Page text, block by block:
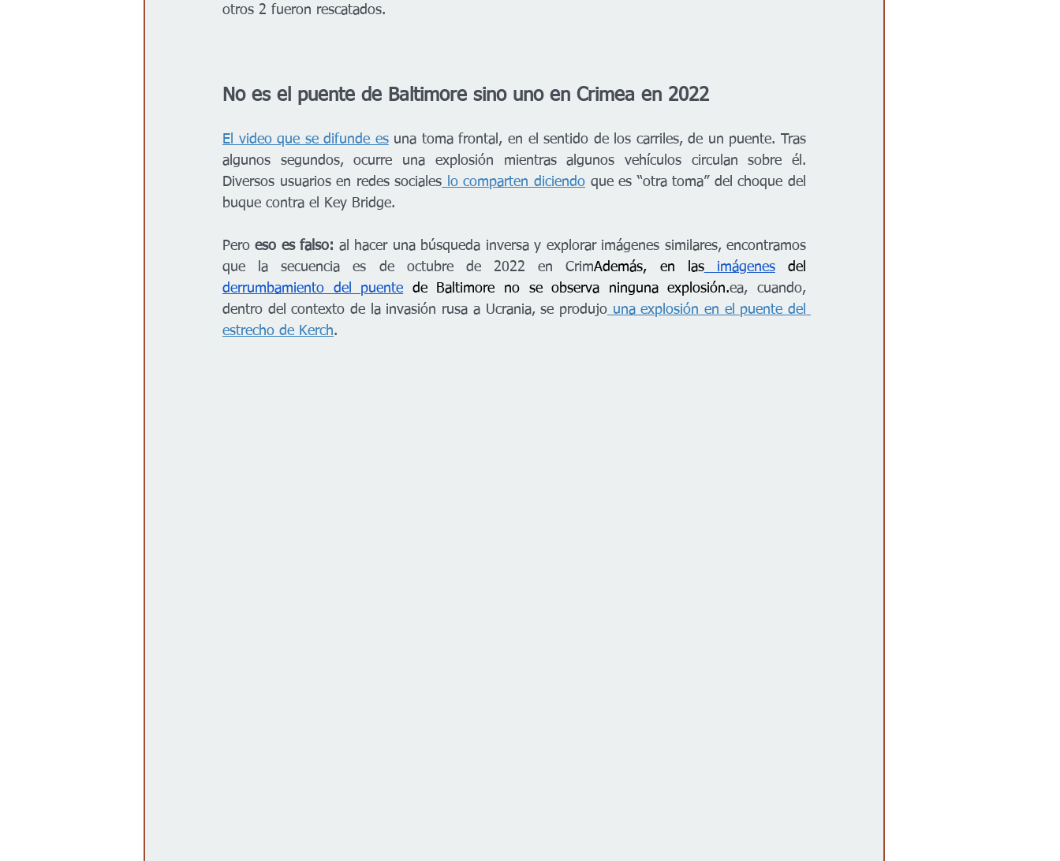
otros 2 fueron rescatados.
No es el puente de Baltimore sino uno en Crimea en 2022
El video que se difunde es una toma frontal, en el sentido de los carriles, de un puente. Tras
algunos segundos, ocurre una explosión mientras algunos vehículos circulan sobre él.
Diversos usuarios en redes sociales lo comparten diciendo que es “otra toma” del choque del
buque contra el Key Bridge.
Pero eso es falso: al hacer una búsqueda inversa y explorar imágenes similares, encontramos
que la secuencia es de octubre de 2022 en CrimAdemás, en las imágenes
derrumbamiento del puente de Baltimore no se observa ninguna explosión.ea, cuando,
dentro del contexto de la invasión rusa a Ucrania, se produjo una explosión en el puente del
estrecho de Kerch.